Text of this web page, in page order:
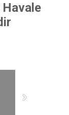
Havale